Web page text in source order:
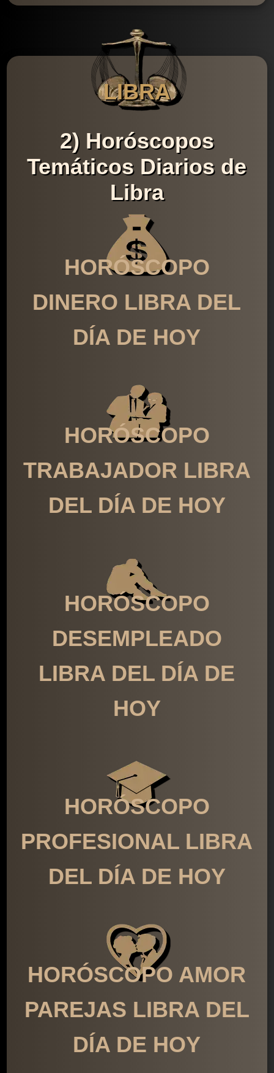
LIBRA
2) Horóscopos
Temáticos Diarios de
Libra
HORÓSCOPO
DINERO LIBRA DEL
DÍA DE HOY
HORÓSCOPO
TRABAJADOR LIBRA
DEL DÍA DE HOY
HORÓSCOPO
DESEMPLEADO
LIBRA DEL DÍA DE
HOY
HORÓSCOPO
PROFESIONAL LIBRA
DEL DÍA DE HOY
HORÓSCOPO AMOR
PAREJAS LIBRA DEL
DÍA DE HOY